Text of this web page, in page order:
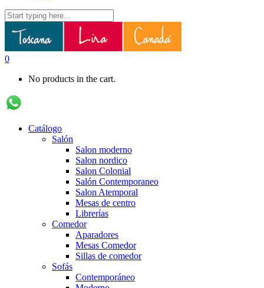
0
No products in the cart.
Catálogo
Salón
Salon moderno
Salon nordico
Salon Colonial
Salón Contemporaneo
Salon Atemporal
Mesas de centro
Librerías
Comedor
Aparadores
Mesas Comedor
Sillas de comedor
Sofás
Contemporáneo